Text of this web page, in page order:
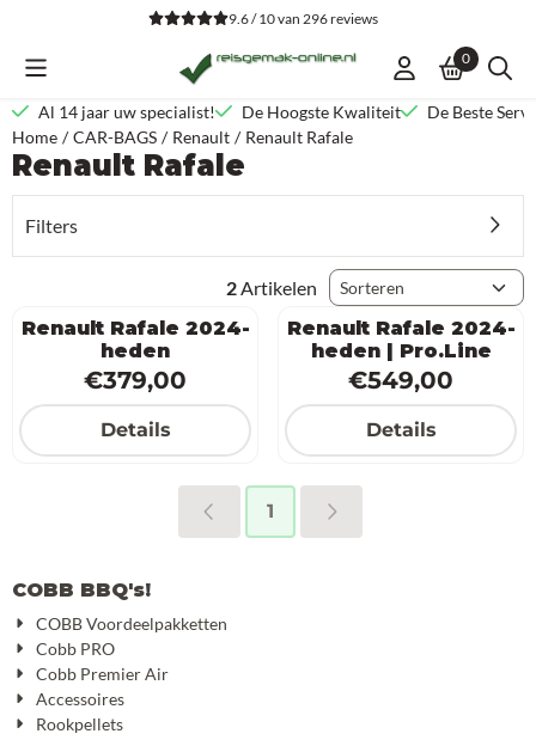
Cookievoorkeuren zijn beschikbaar. Kies instellingen of sta alle
9.6 / 10van296reviews
0
Al 14 jaar uw specialist! De Hoogste Kwaliteit
De Beste
Home / CAR-BAGS / Renault / Renault Rafale
Renault Rafale
Filters
2 Artikelen Sorteermethode
Renault Rafale 2024-
heden
Prijs: 379,00
€379,00
Details
Renault Rafale 2024-
heden | Pro.Line
Prijs:
€549,00
Details
1
COBB BBQ's!
COBB Voordeelpakketten
Cobb PRO
Cobb Premier Air
Accessoires
Rookpellets